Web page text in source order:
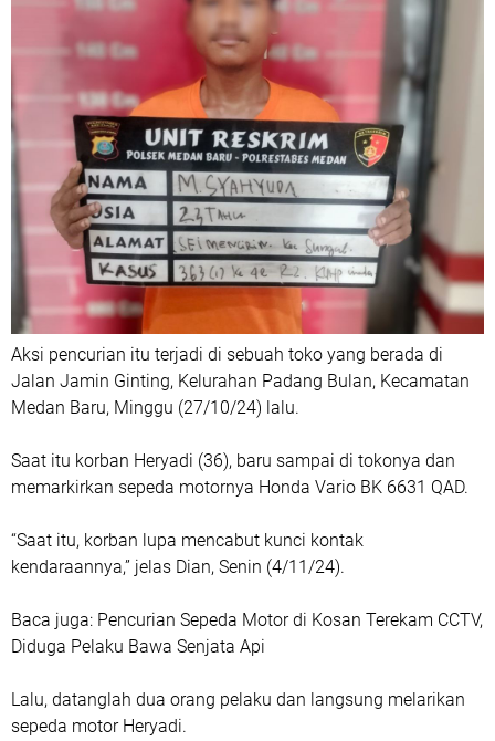
Aksi pencurian itu terjadi di sebuah toko yang berada di
Jalan Jamin Ginting, Kelurahan Padang Bulan, Kecamatan
Medan Baru, Minggu (27/10/24) lalu.
Saat itu korban Heryadi (36), baru sampai di tokonya dan
memarkirkan sepeda motornya Honda Vario BK 6631 QAD.
“Saat itu, korban lupa mencabut kunci kontak
kendaraannya,” jelas Dian, Senin (4/11/24).
Baca juga: Pencurian Sepeda Motor di Kosan Terekam CCTV,
Diduga Pelaku Bawa Senjata Api
Lalu, datanglah dua orang pelaku dan langsung melarikan
sepeda motor Heryadi.